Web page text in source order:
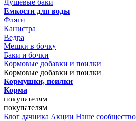
Душевые баки
Емкости для воды
Фляги
Канистра
Ведра
Мешки в бочку
Баки и бочки
Кормовые добавки и поилки
Кормовые добавки и поилки
Кормушки, поилки
Корма
покупателям
покупателям
Блог дачника Акции Наше сообщество